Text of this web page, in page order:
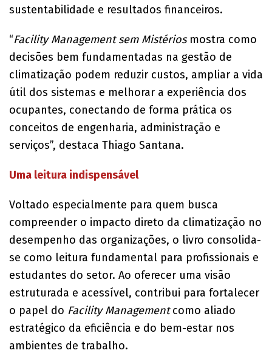
sustentabilidade e resultados financeiros.
“Facility Management sem Mistériosmostra como
decisões bem fundamentadas na gestão de
climatização podem reduzir custos, ampliar a vida
útil dos sistemas e melhorar a experiência dos
ocupantes, conectando de forma prática os
conceitos de engenharia, administração e
serviços”, destaca Thiago Santana.
Uma leitura indispensável
Voltado especialmente para quem busca
compreender o impacto direto da climatização no
desempenho das organizações, o livro consolida-
se como leitura fundamental para profissionais e
estudantes do setor. Ao oferecer uma visão
estruturada e acessível, contribui para fortalecer
o papel do Facility Managementcomo aliado
estratégico da eficiência e do bem-estar nos
ambientes de trabalho.